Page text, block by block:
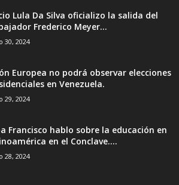
Lula Da Silva oficializo la salida del
Frederico Meyer...
30, 2024
Europea no podrá observar elecciones
en Venezuela.
29, 2024
Francisco hablo sobre la educación en
en el Conclave....
28, 2024